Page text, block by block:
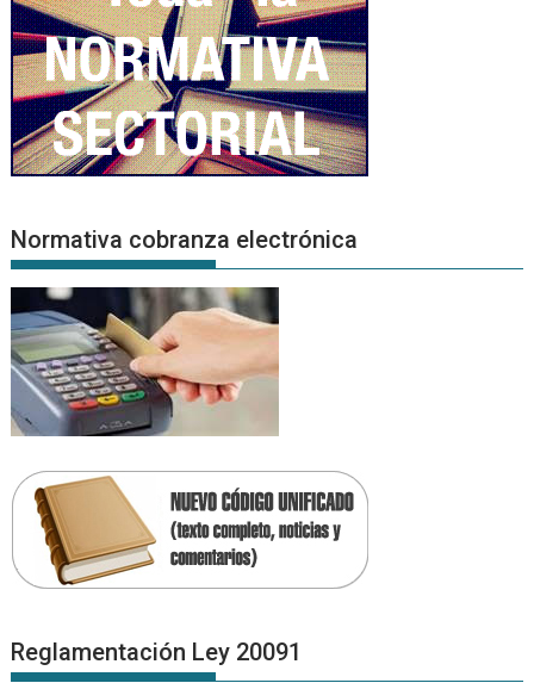
Normativa cobranza electrónica
Reglamentación Ley 20091